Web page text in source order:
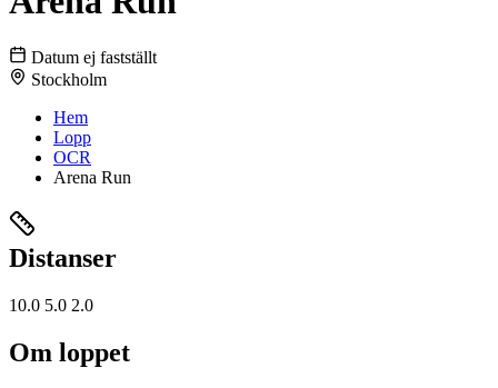
Datum ej fastställt
Stockholm
Hem
Lopp
OCR
Arena Run
Distanser
10.0 5.0 2.0
Om loppet